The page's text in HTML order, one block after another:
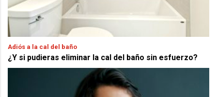
Adiós a la cal del baño
¿Y si pudieras eliminar la cal del baño sin esfuerzo?